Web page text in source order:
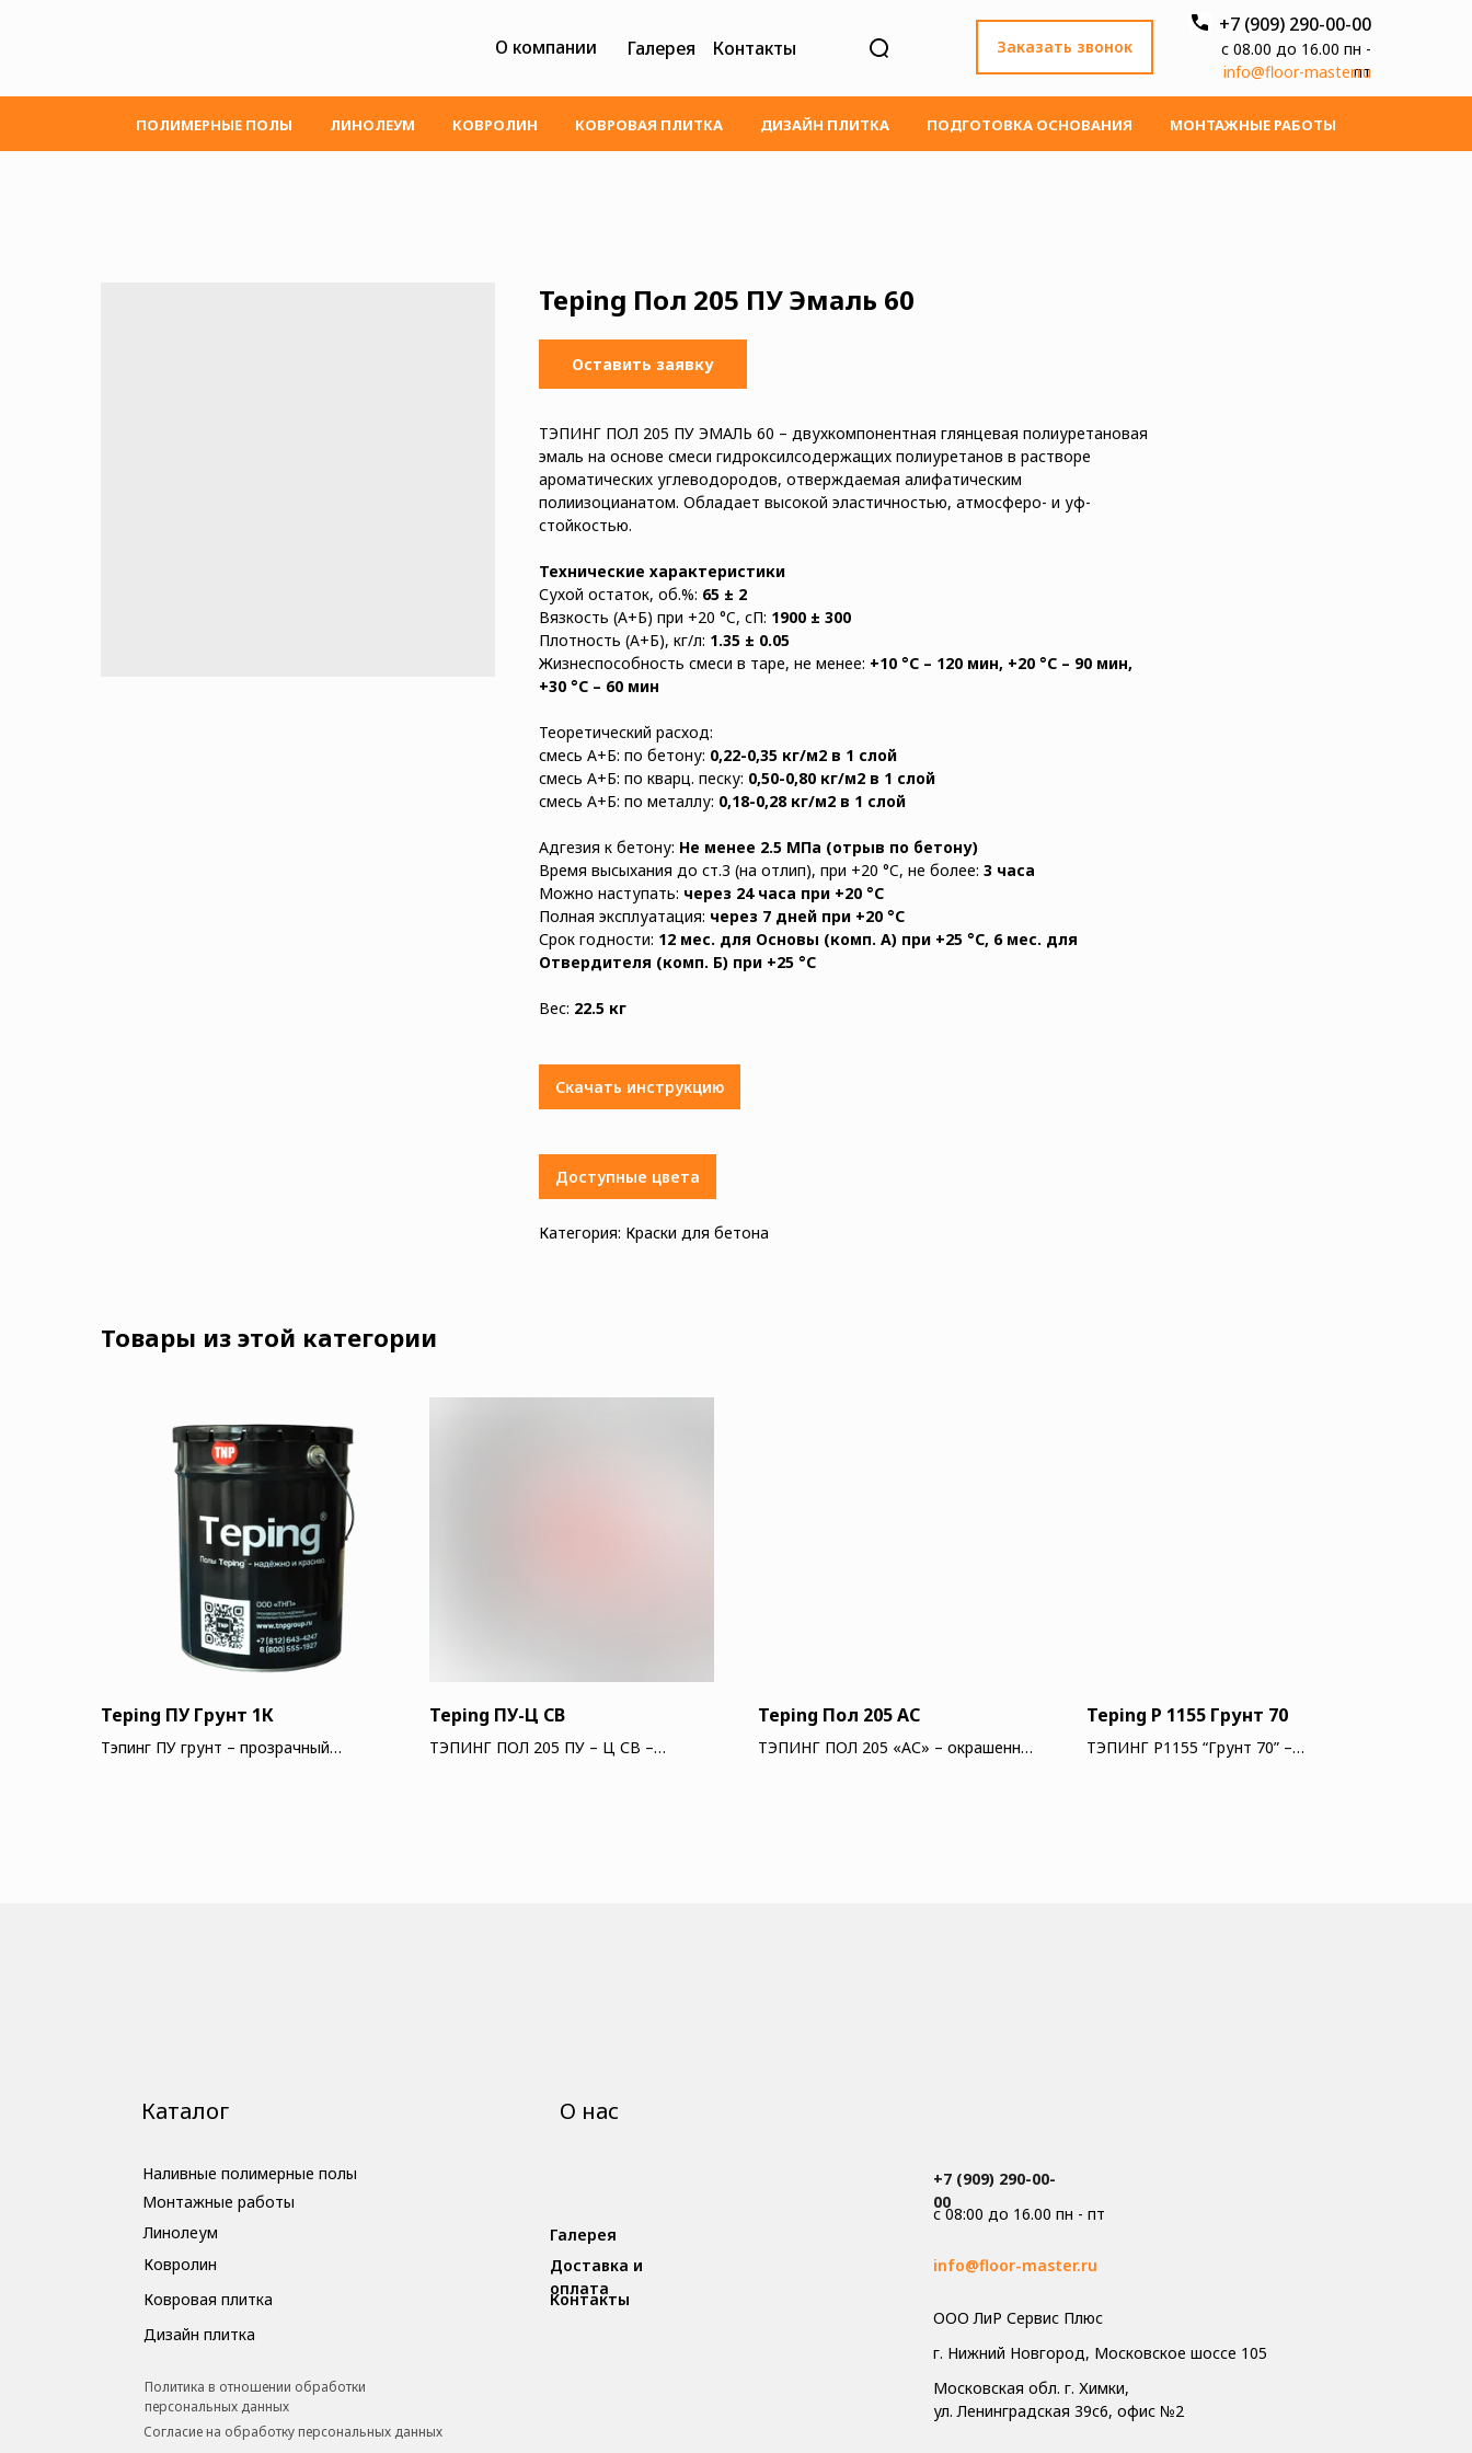
с 08.00 до 16.00 пн -
пт
+7 (909) 290-00-00
Заказать звонок
info@floor-master.ru
О компании Галерея Контакты
ПОЛИМЕРНЫЕ ПОЛЫ ЛИНОЛЕУМ КОВРОЛИН КОВРОВАЯ ПЛИТКА ДИЗАЙН ПЛИТКА ПОДГОТОВКА ОСНОВАНИЯ МОНТАЖНЫЕ РАБОТЫ
Teping Пол 205 ПУ Эмаль 60
Оставить заявку
ТЭПИНГ ПОЛ 205 ПУ ЭМАЛЬ 60 – двухкомпонентная глянцевая полиуретановая
эмаль на основе смеси гидроксилсодержащих полиуретанов в растворе
ароматических углеводородов, отверждаемая алифатическим
полиизоцианатом. Обладает высокой эластичностью, атмосферо- и уф-
стойкостью.
Технические характеристики
Сухой остаток, об.%: 65 ± 2
Вязкость (А+Б) при +20 °C, сП: 1900 ± 300
Плотность (А+Б), кг/л: 1.35 ± 0.05
Жизнеспособность смеси в таре, не менее: +10 °C – 120 мин, +20 °C – 90 мин,
+30 °C – 60 мин
Теоретический расход:
смесь А+Б: по бетону: 0,22-0,35 кг/м2 в 1 слой
смесь А+Б: по кварц. песку: 0,50-0,80 кг/м2 в 1 слой
смесь А+Б: по металлу: 0,18-0,28 кг/м2 в 1 слой
Адгезия к бетону: Не менее 2.5 МПа (отрыв по бетону)
Время высыхания до ст.3 (на отлип), при +20 °C, не более: 3 часа
Можно наступать: через 24 часа при +20 °C
Полная эксплуатация: через 7 дней при +20 °С
Срок годности: 12 мес. для Основы (комп. А) при +25 °C, 6 мес. для
Отвердителя (комп. Б) при +25 °C
Вес: 22.5 кг
Скачать инструкцию
Доступные цвета
Категория: Краски для бетона
Товары из этой категории
Teping ПУ Грунт 1К
Тэпинг ПУ грунт – прозрачный
Teping ПУ-Ц СВ
ТЭПИНГ ПОЛ 205 ПУ – Ц СВ –
Teping Пол 205 АС
ТЭПИНГ ПОЛ 205 «АС» – окрашенный
Teping Р 1155 Грунт 70
ТЭПИНГ Р1155 “Грунт 70” –
г. Нижний Новгород, Московское шоссе 105
info@floor-master.ru
+7 (909) 290-00-
00
с 08:00 до 16.00 пн - пт
ООО ЛиР Сервис Плюс
Наливные полимерные полы
Московская обл. г. Химки,
ул. Ленинградская 39с6, офис №2
Cогласие на обработку персональных данных
Ковровая плитка
Линолеум
Контакты
Ковролин
Дизайн плитка
Монтажные работы
Политика в отношении обработки
персональных данных
Доставка и
оплата
Каталог О нас
Галерея